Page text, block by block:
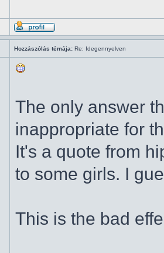
Hozzászólás témája: Re: Idegennyelven
The only answer
inappropriate for
It's a quote from
to some girls. I
This is the bad